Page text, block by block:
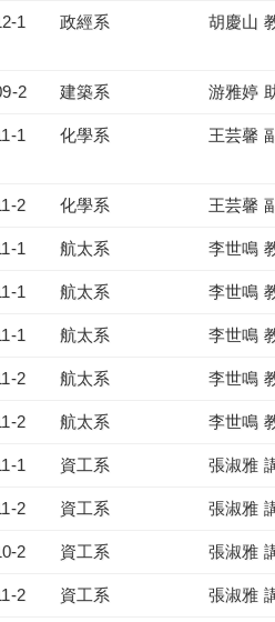
1 政經系 胡慶山
2 建築系 游雅婷
1 化學系 王芸馨
2 化學系 王芸馨
1 航太系 李世鳴
1 航太系 李世鳴
1 航太系 李世鳴
2 航太系 李世鳴
2 航太系 李世鳴
1 資工系 張淑雅
2 資工系 張淑雅
2 資工系 張淑雅
2 資工系 張淑雅